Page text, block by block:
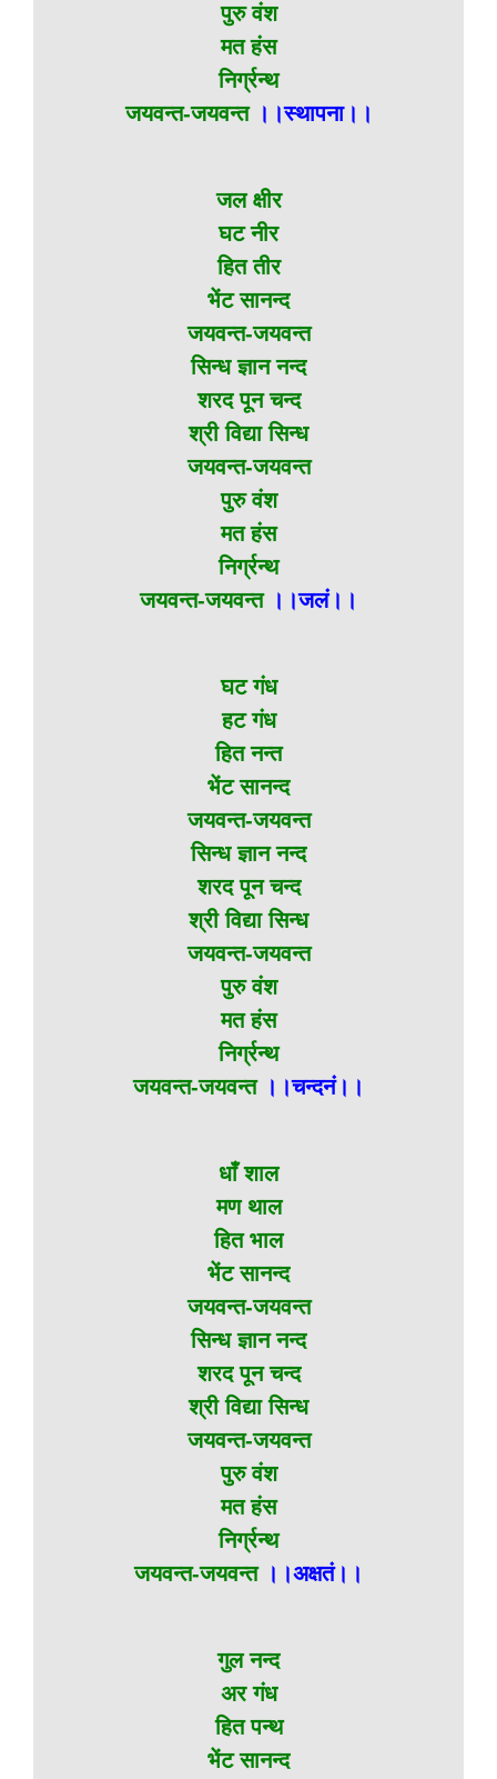
पुरु वंश
मत हंस
निर्ग्रन्थ
जयवन्त-जयवन्त ।।स्थापना।।
जल क्षीर
घट नीर
हित तीर
भेंट सानन्द
जयवन्त-जयवन्त
सिन्ध ज्ञान नन्द
शरद पून चन्द
श्री विद्या सिन्ध
जयवन्त-जयवन्त
पुरु वंश
मत हंस
निर्ग्रन्थ
जयवन्त-जयवन्त ।।जलं।।
घट गंध
हट गंध
हित नन्त
भेंट सानन्द
जयवन्त-जयवन्त
सिन्ध ज्ञान नन्द
शरद पून चन्द
श्री विद्या सिन्ध
जयवन्त-जयवन्त
पुरु वंश
मत हंस
निर्ग्रन्थ
जयवन्त-जयवन्त ।।चन्दनं।।
धाँ शाल
मण थाल
हित भाल
भेंट सानन्द
जयवन्त-जयवन्त
सिन्ध ज्ञान नन्द
शरद पून चन्द
श्री विद्या सिन्ध
जयवन्त-जयवन्त
पुरु वंश
मत हंस
निर्ग्रन्थ
जयवन्त-जयवन्त ।।अक्षतं।।
गुल नन्द
अर गंध
हित पन्थ
भेंट सानन्द